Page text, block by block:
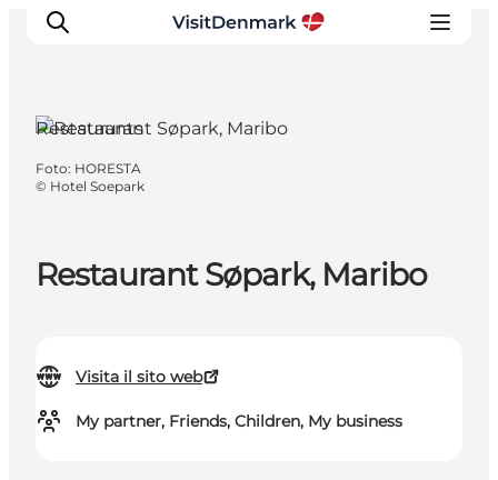
Ispirazioni
Dove dormire
Restaurant Søpark, Maribo
Visita il sito web
My partner, Friends, Children, My business
Restaurants
Foto: HORESTA
© Hotel Soepark